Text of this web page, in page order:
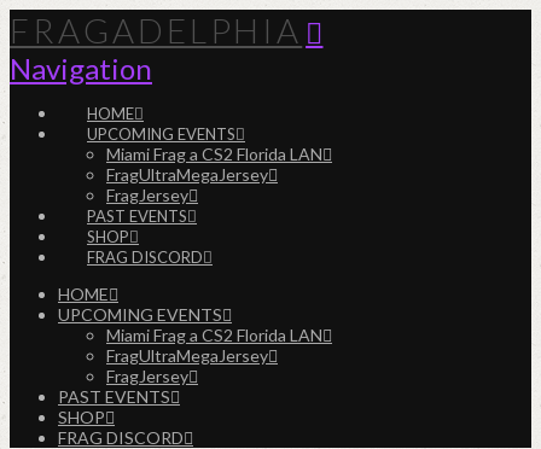
FRAGADELPHIA
Navigation
HOME
UPCOMING EVENTS
Miami Frag a CS2 Florida LAN
FragUltraMegaJersey
FragJersey
PAST EVENTS
SHOP
FRAG DISCORD
HOME
UPCOMING EVENTS
Miami Frag a CS2 Florida LAN
FragUltraMegaJersey
FragJersey
PAST EVENTS
SHOP
FRAG DISCORD